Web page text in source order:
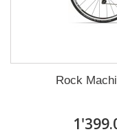
Rock